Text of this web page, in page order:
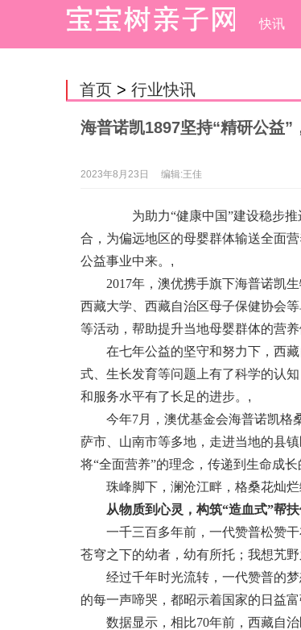
快讯
首页 > 行业快讯
海普诺凯1897坚持“精研公益
2023年8月23日 编辑:王佳
为助力“健康中国”建设稳步推
合，为偏远地区的母婴群体输送全面
公益事业中来。 ,
2017年，澳优携手旗下海普诺凯生
西藏大学、西藏自治区母子保健协会
等活动，帮助提升当地母婴群体的营养
在七年公益的坚守和努力下，西藏
式、生长发育等问题上有了科学的认
和服务水平有了长足的进步。 ,
今年7月，澳优基金会海普诺凯格桑
萨市、山南市等多地，走进当地的县
将“全面营养”的理念，传递到生命成长
珠峰脚下，澜沧江畔，格桑花灿烂
从物质到心灵，构筑“造血式”帮
一千三百多年前，一代赞普松赞干
苍穹之下的幼者，幼有所托；我想艽
经过千年时光流转，一代赞普的梦
的每一声啼哭，都昭示着国家的日益富
数据显示，相比70年前，西藏自治